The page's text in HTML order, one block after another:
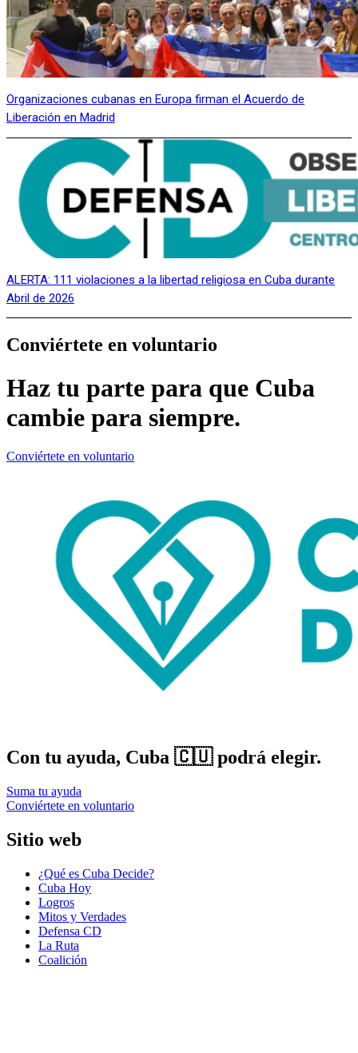
Organizaciones cubanas en Europa firman el Acuerdo de
Liberación en Madrid
ALERTA: 111 violaciones a la libertad religiosa en Cuba durante
Abril de 2026
Conviértete en voluntario
Haz tu parte para que Cuba
cambie para siempre.
Conviértete en voluntario
Con tu ayuda, Cuba 🇨🇺 podrá elegir.
Suma tu ayuda
Conviértete en voluntario
Sitio web
¿Qué es Cuba Decide?
Cuba Hoy
Logros
Mitos y Verdades
Defensa CD
La Ruta
Coalición